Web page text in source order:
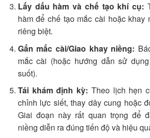
Lấy dấu hàm và chế tạo khí cụ:
hàm để chế tạo mắc cài hoặc khay
riêng biệt.
Gắn mắc cài/Giao khay niềng:
mắc cài (hoặc hướng dẫn sử
suốt).
Tái khám định kỳ: Theo lịch hẹn
chỉnh lực siết, thay dây cung hoặc
Giai đoạn này rất quan trọng để
niềng diễn ra đúng tiến độ và hiệu